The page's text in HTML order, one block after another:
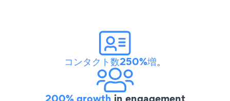
コンタクト数250%増。